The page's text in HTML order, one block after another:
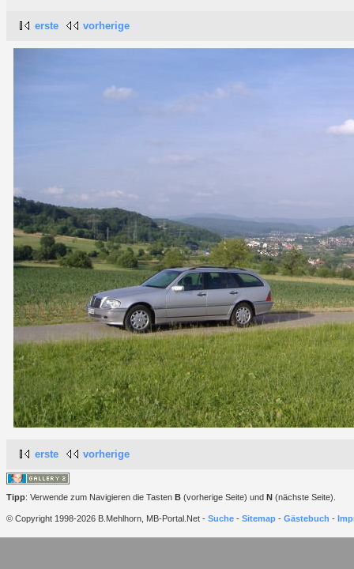
erste vorherige
erste vorherige
Tipp: Verwende zum Navigieren die Tasten B (vorherige Seite) und N (nächste Seite).
© Copyright 1998-2026 B.Mehlhorn, MB-Portal.Net - Suche - Sitemap - Gästebuch -